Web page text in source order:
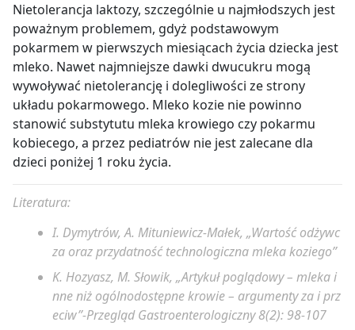
Nietolerancja laktozy, szczególnie u najmłodszych jest
poważnym problemem, gdyż podstawowym
pokarmem w pierwszych miesiącach życia dziecka jest
mleko. Nawet najmniejsze dawki dwucukru mogą
wywoływać nietolerancję i dolegliwości ze strony
układu pokarmowego. Mleko kozie nie powinno
stanowić substytutu mleka krowiego czy pokarmu
kobiecego, a przez pediatrów nie jest zalecane dla
dzieci poniżej 1 roku życia.
Literatura:
I. Dymytrów, A. Mituniewicz-Małek, „Wartość odżywc
za oraz przydatność technologiczna mleka koziego”
K. Hozyasz, M. Słowik, „Artykuł poglądowy – mleka i
nne niż ogólnodostępne krowie – argumenty za i prz
eciw”-Przegląd Gastroenterologiczny 8(2): 98-107